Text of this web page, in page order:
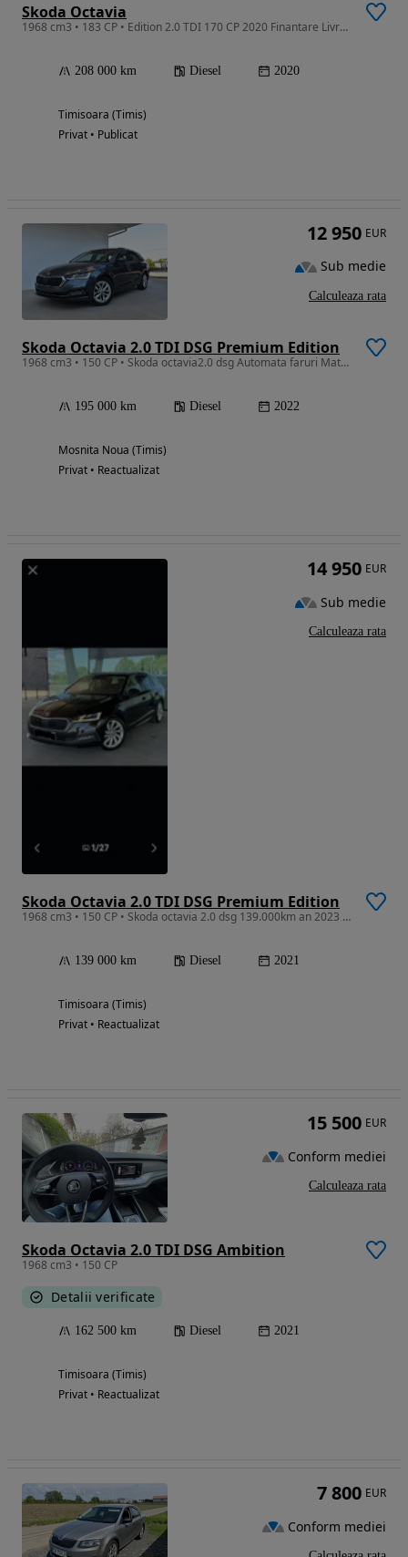
Skoda Octavia
1968 cm3 • 183 CP • Edition 2.0 TDI 170 CP 2020 Finantare Livrare Garantie
208 000 km Diesel 2020
Timisoara (Timis)
Privat • Publicat
Skoda Octavia 2.0 TDI DSG Premium Edition
1968 cm3 • 150 CP • Skoda octavia2.0 dsg Automata faruri Matrix volan incalzit
195 000 km Diesel 2022
Mosnita Noua (Timis)
Privat • Reactualizat
12 950 EUR
Sub medie
Calculeaza rata
Skoda Octavia 2.0 TDI DSG Premium Edition
1968 cm3 • 150 CP • Skoda octavia 2.0 dsg 139.000km an 2023 head up display memory masaj
139 000 km Diesel 2021
Timisoara (Timis)
Privat • Reactualizat
14 950 EUR
Sub medie
Calculeaza rata
Skoda Octavia 2.0 TDI DSG Ambition
1968 cm3 • 150 CP
Detalii verificate
162 500 km Diesel 2021
Timisoara (Timis)
Privat • Reactualizat
15 500 EUR
Conform mediei
Calculeaza rata
7 800 EUR
Conform mediei